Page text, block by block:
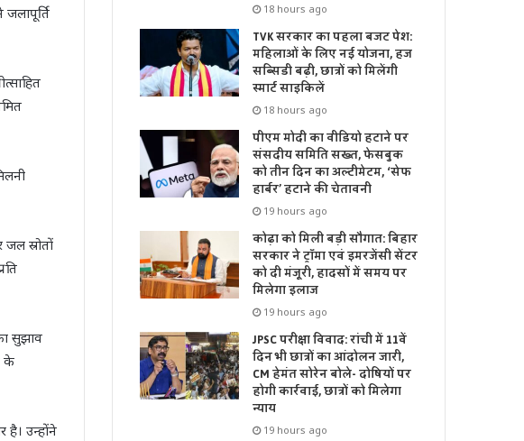
स्रोतों
सुझाव
के
है। उन्होंने
18 hours ago
TVK सरकार का पहला बजट पेश:
महिलाओं के लिए नई योजना, हज
सब्सिडी बढ़ी, छात्रों को मिलेंगी
स्मार्ट साइकिलें
18 hours ago
पीएम मोदी का वीडियो हटाने पर
संसदीय समिति सख्त, फेसबुक
को तीन दिन का अल्टीमेटम, ‘सेफ
हार्बर’ हटाने की चेतावनी
19 hours ago
कोढ़ा को मिली बड़ी सौगात: बिहार
सरकार ने ट्रॉमा एवं इमरजेंसी सेंटर
को दी मंजूरी, हादसों में समय पर
मिलेगा इलाज
19 hours ago
JPSC परीक्षा विवाद: रांची में 11वें
दिन भी छात्रों का आंदोलन जारी,
CM हेमंत सोरेन बोले- दोषियों पर
होगी कार्रवाई, छात्रों को मिलेगा
न्याय
19 hours ago